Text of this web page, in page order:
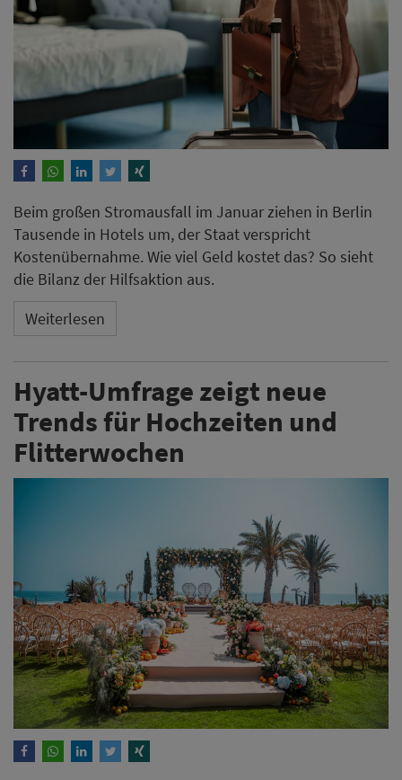
Beim großen Stromausfall im Januar ziehen in Berlin
Tausende in Hotels um, der Staat verspricht
Kostenübernahme. Wie viel Geld kostet das? So sieht
die Bilanz der Hilfsaktion aus.
Weiterlesen
Hyatt-Umfrage zeigt neue
Trends für Hochzeiten und
Flitterwochen